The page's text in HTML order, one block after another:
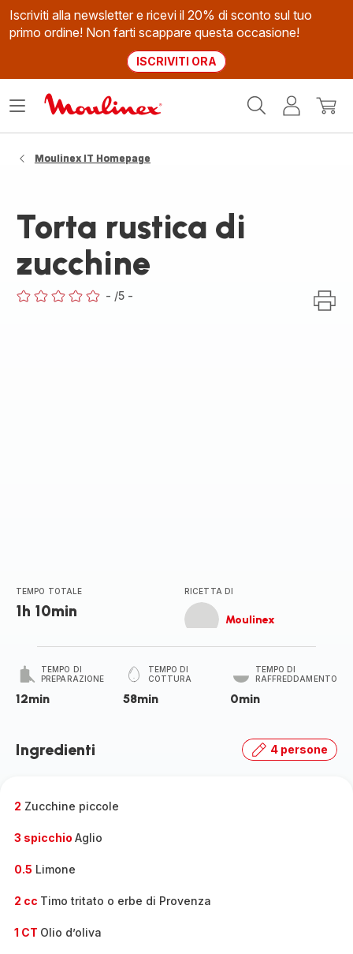
Iscriviti alla newsletter e ricevi il 20% di sconto sul tuo
primo ordine! Non farti scappare questa occasione!
ISCRIVITI ORA
Il
Apri
Moulinex IT Homepage
Torta rustica di
zucchine
- /5 -
TEMPO TOTALE
1h 10min
RICETTA DI
Moulinex
TEMPO DI
PREPARAZIONE
12min
TEMPO DI
COTTURA
58min
TEMPO DI
RAFFREDDAMENTO
0min
Ingredienti 4 persone
2 Zucchine piccole
3 spicchio Aglio
0.5 Limone
2 cc Timo tritato o erbe di Provenza
1 CT Olio d’oliva